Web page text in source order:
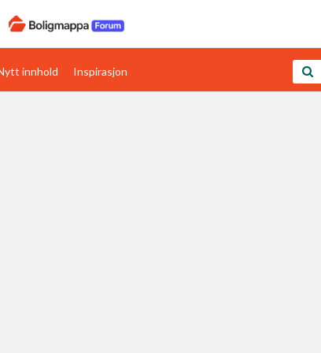
Boligens papirer
innhold Inspirasjon